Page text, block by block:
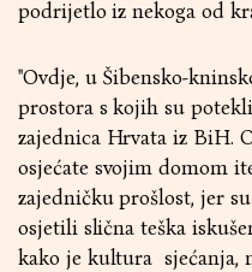
podrijetlo iz nekoga od
''Ovdje, u Šibensko-
prostora s kojih su
zajednica Hrvata iz BiH.
osjećate svojim domom
zajedničku prošlost, jer
osjetili slična teška
kako je kultura sjećanja,